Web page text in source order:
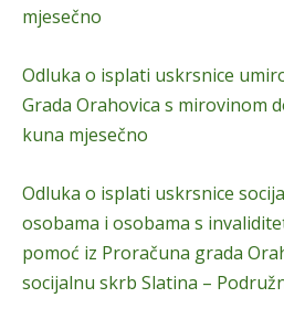
mjesečno
Odluka o isplati uskrsnice
Grada Orahovica s mirovinom
kuna mjesečno
Odluka o isplati uskrsnice
osobama i osobama s
pomoć iz Proračuna grada
socijalnu skrb Slatina –